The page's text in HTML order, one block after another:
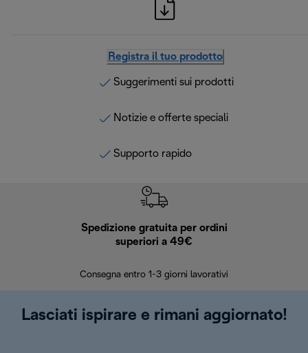
Registra il tuo prodotto
Suggerimenti sui prodotti
Notizie e offerte speciali
Supporto rapido
Spedizione gratuita per ordini
superiori a 49€
Consegna entro 1-3 giorni lavorativi
Lasciati ispirare e rimani aggiornato!